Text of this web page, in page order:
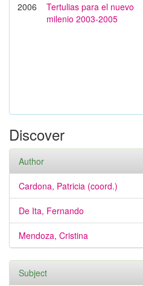
2006
Tertulias para el nuevo
milenio 2003-2005
Discover
Author
Cardona, Patricia (coord.)
De Ita, Fernando
Mendoza, Cristina
Subject